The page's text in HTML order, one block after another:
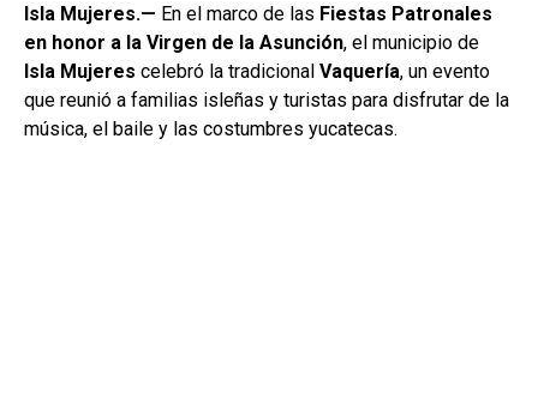
Isla Mujeres.— En el marco de las Fiestas Patronales
en honor a la Virgen de la Asunción, el municipio de
Isla Mujeres celebró la tradicional Vaquería, un evento
que reunió a familias isleñas y turistas para disfrutar de la
música, el baile y las costumbres yucatecas.